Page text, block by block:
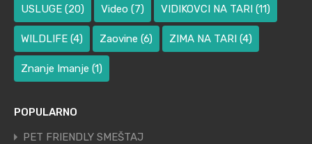
USLUGE (20) Video (7) VIDIKOVCI NA TARI (11)
WILDLIFE (4) Zaovine (6) ZIMA NA TARI (4)
Znanje Imanje (1)
POPULARNO
PET FRIENDLY SMEŠTAJ